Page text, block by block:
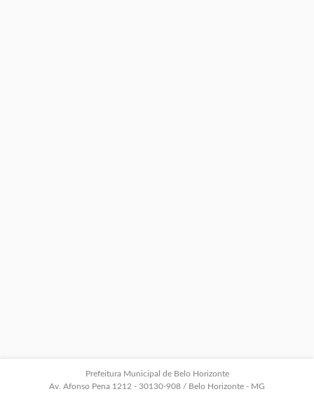
Prefeitura Municipal de Belo Horizonte
Av. Afonso Pena 1212 - 30130-908 / Belo Horizonte - MG